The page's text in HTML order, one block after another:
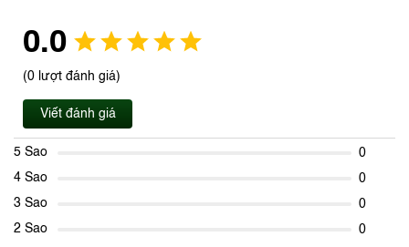
0.0
(0 lượt đánh giá)
Viết đánh giá
5 Sao
0
4 Sao
0
3 Sao
0
2 Sao
0